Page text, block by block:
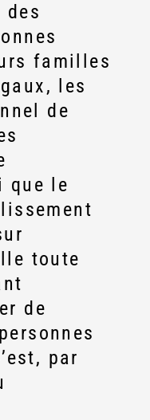
familles
les
de
que le
toute
de
par